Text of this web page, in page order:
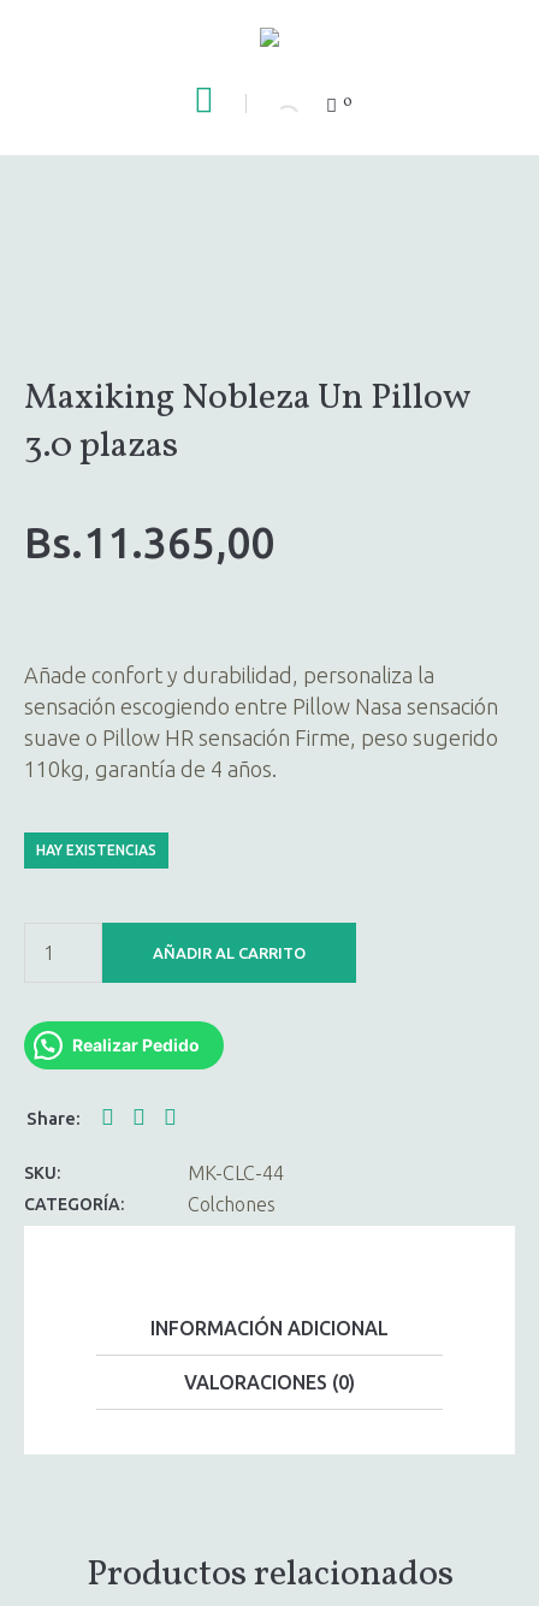
0
Maxiking Nobleza Un Pillow
3.0 plazas
Bs.11.365,00
Añade confort y durabilidad, personaliza la
sensación escogiendo entre Pillow Nasa sensación
suave o Pillow HR sensación Firme, peso sugerido
110kg, garantía de 4 años.
HAY EXISTENCIAS
AÑADIR AL CARRITO
Realizar Pedido
SKU: MK-CLC-44
CATEGORÍA: Colchones
INFORMACIÓN ADICIONAL
VALORACIONES (0)
Productos relacionados